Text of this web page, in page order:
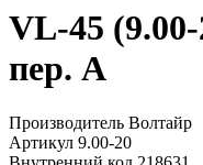
VL-45
пер. А
Производитель Волтайр
Артикул 9.00-20